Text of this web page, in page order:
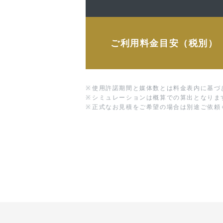
ご利用料金目安（税別）
※ 使用許諾期間と媒体数とは料金表内に基づ
※ シミュレーションは概算での算出となりま
※ 正式なお見積をご希望の場合は別途ご依頼